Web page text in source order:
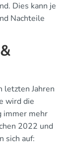
Dies kann je
Nachteile
letzten Jahren
wird die
immer mehr
2022 und
sich auf: